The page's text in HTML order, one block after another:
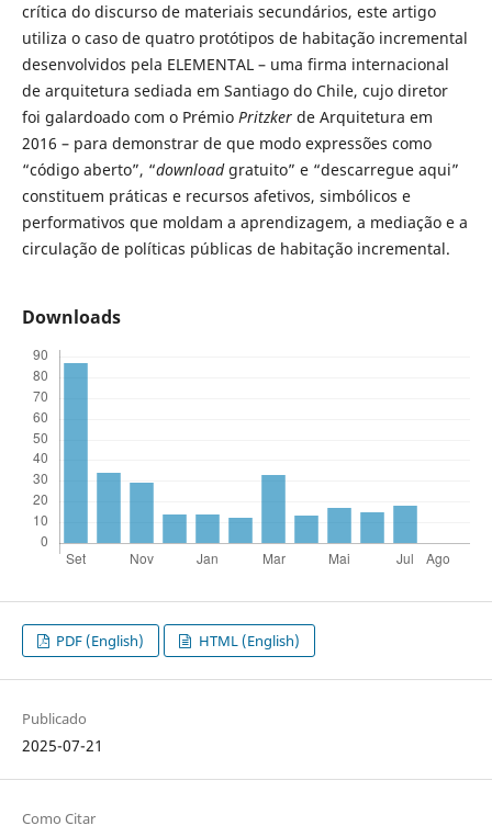
crítica do discurso de materiais secundários, este artigo
utiliza o caso de quatro protótipos de habitação incremental
desenvolvidos pela ELEMENTAL – uma firma internacional
de arquitetura sediada em Santiago do Chile, cujo diretor
foi galardoado com o Prémio Pritzkerde Arquitetura em
2016 – para demonstrar de que modo expressões como
“código aberto”, “downloadgratuito” e “descarregue aqui”
constituem práticas e recursos afetivos, simbólicos e
performativos que moldam a aprendizagem, a mediação e a
circulação de políticas públicas de habitação incremental.
Downloads
PDF (English) HTML (English)
Publicado
2025-07-21
Como Citar